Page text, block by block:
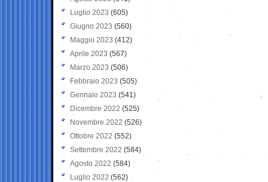
Luglio 2023 (605)
Giugno 2023 (560)
Maggio 2023 (412)
Aprile 2023 (567)
Marzo 2023 (506)
Febbraio 2023 (505)
Gennaio 2023 (541)
Dicembre 2022 (525)
Novembre 2022 (526)
Ottobre 2022 (552)
Settembre 2022 (584)
Agosto 2022 (584)
Luglio 2022 (562)